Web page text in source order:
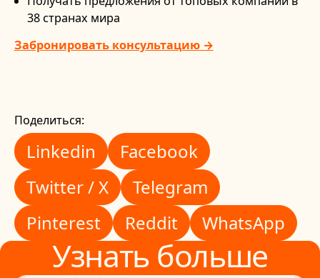
38 странах мира
Забронировать консультацию →
Поделиться:
Linkedin
Linkedin Facebook
Facebook
Twitter / X
Twitter / X Telegram
Telegram
Pinterest
Pinterest Reddit
Reddit WhatsApp
WhatsApp
Узнать больше